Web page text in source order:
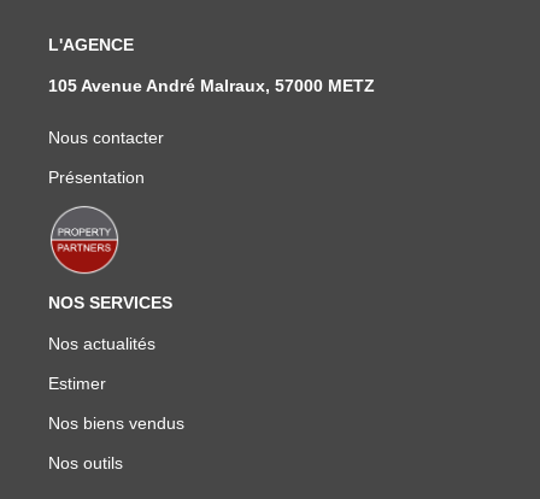
L'AGENCE
105 Avenue André Malraux, 57000 METZ
Nous contacter
Présentation
NOS SERVICES
Nos actualités
Estimer
Nos biens vendus
Nos outils